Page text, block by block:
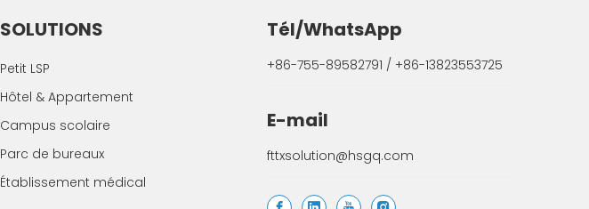
SOLUTIONS
Petit LSP
Hôtel & Appartement
Campus scolaire
Parc de bureaux
Établissement médical
Tél/WhatsApp
+86-755-89582791 / +86-13823553725
E-mail
fttxsolution@hsgq.com